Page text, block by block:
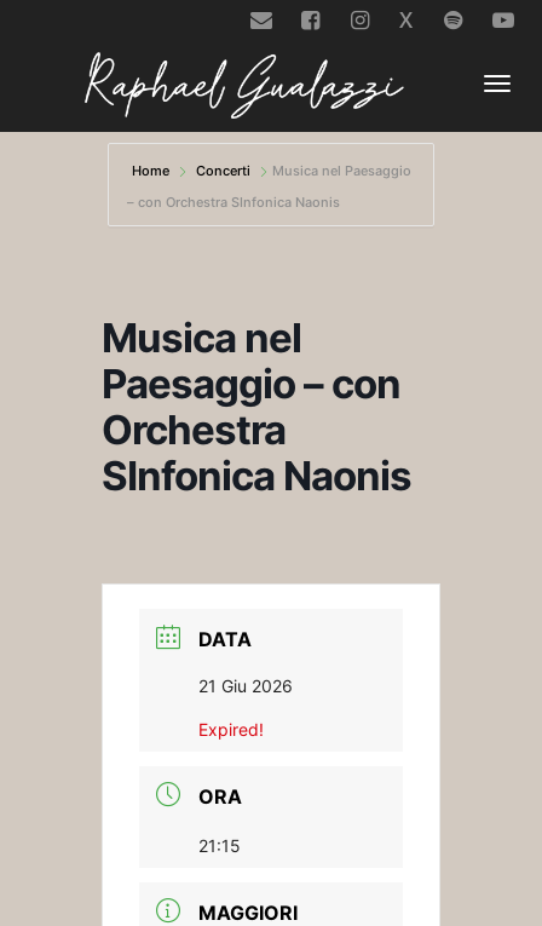
X
Home Concerti
Musica nel Paesaggio
– con Orchestra SInfonica Naonis
Musica nel
Paesaggio – con
Orchestra
SInfonica Naonis
DATA
21 Giu 2026
Expired!
ORA
21:15
MAGGIORI